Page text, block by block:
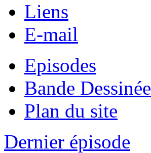
Liens
E-mail
Episodes
Bande Dessinée
Plan du site
Dernier épisode